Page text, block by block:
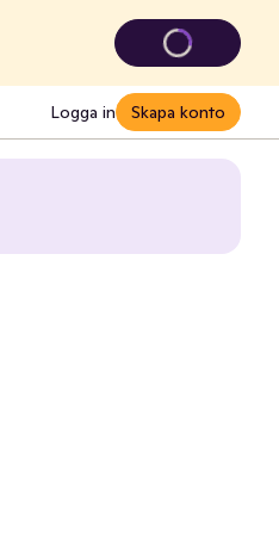
Logga in Skapa konto